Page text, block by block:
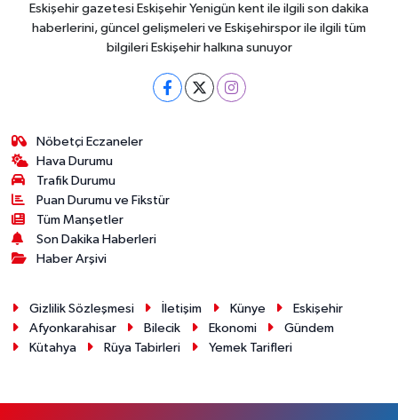
Eskişehir gazetesi Eskişehir Yenigün kent ile ilgili son dakika
haberlerini, güncel gelişmeleri ve Eskişehirspor ile ilgili tüm
bilgileri Eskişehir halkına sunuyor
Nöbetçi Eczaneler
Hava Durumu
Trafik Durumu
Puan Durumu ve Fikstür
Tüm Manşetler
Son Dakika Haberleri
Haber Arşivi
Gizlilik Sözleşmesi İletişim Künye
Eskişehir
Afyonkarahisar
Bilecik Ekonomi
Gündem
Kütahya
Rüya Tabirleri Yemek Tarifleri